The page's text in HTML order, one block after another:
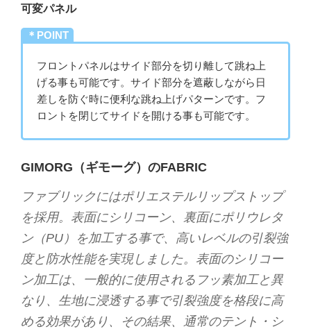
可変パネル
＊POINT
フロントパネルはサイド部分を切り離して跳ね上
げる事も可能です。サイド部分を遮蔽しながら日
差しを防ぐ時に便利な跳ね上げパターンです。フ
ロントを閉じてサイドを開ける事も可能です。
GIMORG（ギモーグ）のFABRIC
ファブリックにはポリエステルリップストップ
を採用。表面にシリコーン、裏面にポリウレタ
ン（PU）を加工する事で、高いレベルの引裂強
度と防水性能を実現しました。表面のシリコー
ン加工は、一般的に使用されるフッ素加工と異
なり、生地に浸透する事で引裂強度を格段に高
める効果があり、その結果、通常のテント・シ